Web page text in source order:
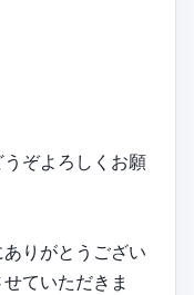
ぞよろしくお願
りがとうござい
ていただきま